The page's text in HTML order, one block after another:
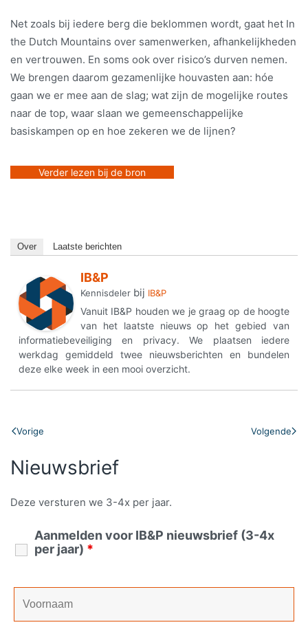
Net zoals bij iedere berg die beklommen wordt, gaat het In
the Dutch Mountains over samenwerken, afhankelijkheden
en vertrouwen. En soms ook over risico’s durven nemen.
We brengen daarom gezamenlijke houvasten aan: hóe
gaan we er mee aan de slag; wat zijn de mogelijke routes
naar de top, waar slaan we gemeenschappelijke
basiskampen op en hoe zekeren we de lijnen?
Verder lezen bij de bron
Over Laatste berichten
IB&P
Kennisdeler bij IB&P
Vanuit IB&P houden we je graag op de hoogte
van het laatste nieuws op het gebied van
informatiebeveiliging en privacy. We plaatsen iedere
werkdag gemiddeld twee nieuwsberichten en bundelen
deze elke week in een mooi overzicht.
Vorige Volgende
Nieuwsbrief
Deze versturen we 3-4x per jaar.
Aanmelden voor IB&P nieuwsbrief (3-4x
per jaar) *